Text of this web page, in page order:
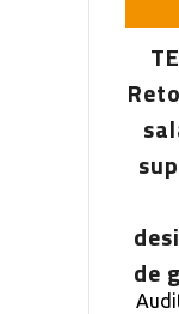
de